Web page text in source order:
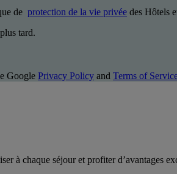
de protection de la vie privée des Hôtels
tard.
Google Privacy Policy and Terms of
à chaque séjour et profiter d’avantages